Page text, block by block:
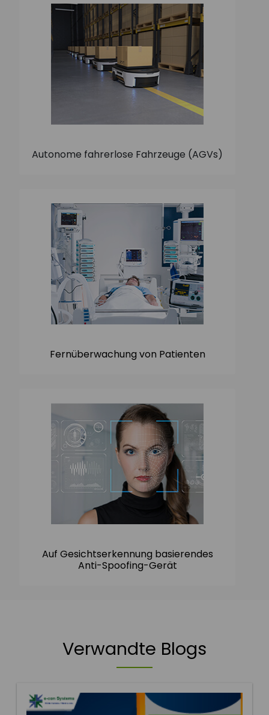
Autonome fahrerlose Fahrzeuge (AGVs)
Fernüberwachung von Patienten
Auf Gesichtserkennung basierendes
Anti-Spoofing-Gerät
Verwandte Blogs